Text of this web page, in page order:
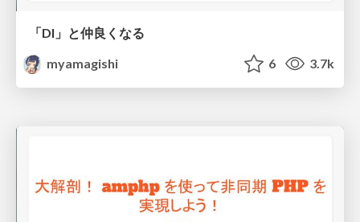
「DI」と仲良くなる
myamagishi
6 3.7k